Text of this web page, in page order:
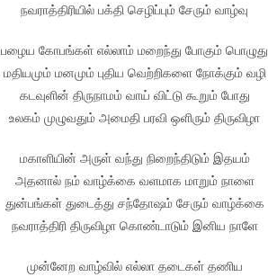
நவராத்திரியில் பக்தி செழிப்பும் சேரும் வாழ்வு
பழைய கோபங்கள் எல்லாம் மறைந்து போகும் பொழுது
மதியமும் மனமும் புதிய வெற்றிகளை நோக்கும் வழி
கடவுளின் திருநாமம் வாய் விட்டு கூறும் போது
உலகம் முழுவதும் அமைதி பரவி ஒளிரும் திருவிழா
மகாளியின் அருள் வந்து நிறைந்திடும் இதயம்
அதனால் நம் வாழ்க்கை வளமாக மாறும் நாளை
துன்பங்கள் துடைத்து சந்தோஷம் சேரும் வாழ்க்கை
நவராத்திரி திருவிழா கொண்டாடும் இனிய நாளே
முன்னேற வாழ்வில் எல்லா தடைகள் தணிய